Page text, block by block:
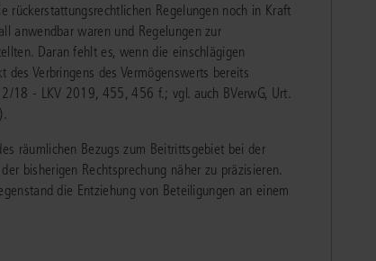
Regelungen noch in Kraft
anwendbar waren und Regelungen zur
Daran fehlt es, wenn die einschlägigen
Verbringens des Vermögenswerts bereits
18 - LKV 2019, 455, 456 f.; vgl. auch BVerwG, Urt.
räumlichen Bezugs zum Beitrittsgebiet bei der
bisherigen Rechtsprechung näher zu präzisieren.
die Entziehung von Beteiligungen an einem